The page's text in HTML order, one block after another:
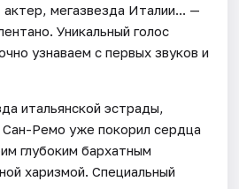
мегазвезда Италии... —
Уникальный голос
узнаваем с первых звуков и
итальянской эстрады,
Сан-Ремо уже покорил сердца
глубоким бархатным
харизмой. Специальный